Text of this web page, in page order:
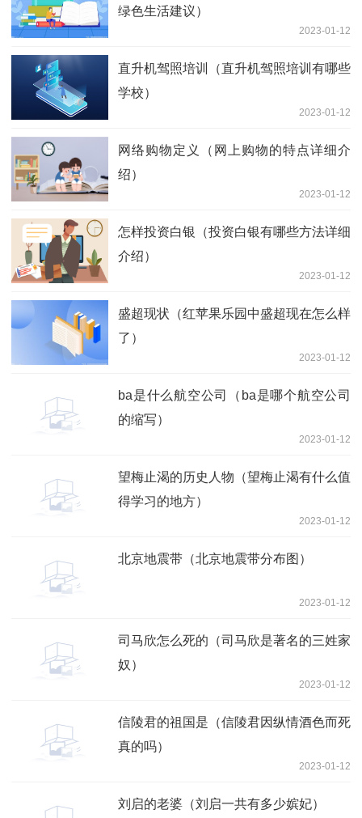
绿色生活建议）
2023-01-12
直升机驾照培训（直升机驾照培训有哪些
学校）
2023-01-12
网络购物定义（网上购物的特点详细介
绍）
2023-01-12
怎样投资白银（投资白银有哪些方法详细
介绍）
2023-01-12
盛超现状（红苹果乐园中盛超现在怎么样
了）
2023-01-12
ba是什么航空公司（ba是哪个航空公司
的缩写）
2023-01-12
望梅止渴的历史人物（望梅止渴有什么值
得学习的地方）
2023-01-12
北京地震带（北京地震带分布图）
2023-01-12
司马欣怎么死的（司马欣是著名的三姓家
奴）
2023-01-12
信陵君的祖国是（信陵君因纵情酒色而死
真的吗）
2023-01-12
刘启的老婆（刘启一共有多少嫔妃）